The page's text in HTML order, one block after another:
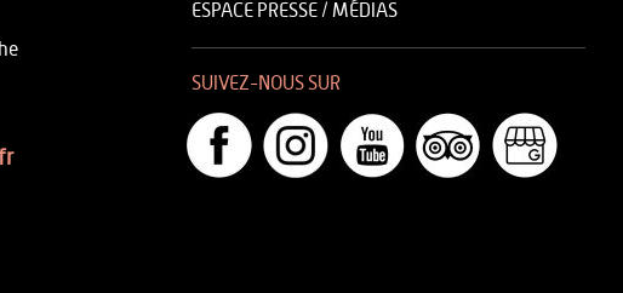
ESPACE PRESSE / MÉDIAS
SUIVEZ-NOUS SUR